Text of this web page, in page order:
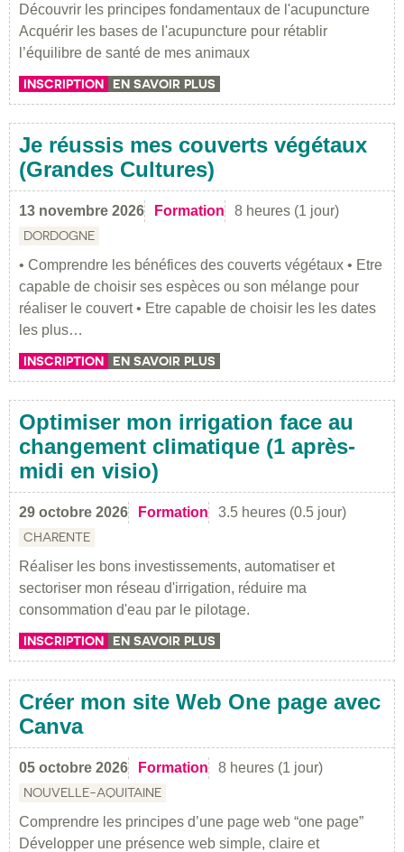
Découvrir les principes fondamentaux de l'acupuncture
Acquérir les bases de l'acupuncture pour rétablir
l’équilibre de santé de mes animaux
INSCRIPTION EN SAVOIR PLUS
Je réussis mes couverts végétaux
(Grandes Cultures)
13 novembre 2026 Formation 8 heures (1 jour)
DORDOGNE
• Comprendre les bénéfices des couverts végétaux • Etre
capable de choisir ses espèces ou son mélange pour
réaliser le couvert • Etre capable de choisir les les dates
les plus…
INSCRIPTION EN SAVOIR PLUS
Optimiser mon irrigation face au
changement climatique (1 après-
midi en visio)
29 octobre 2026 Formation 3.5 heures (0.5 jour)
CHARENTE
Réaliser les bons investissements, automatiser et
sectoriser mon réseau d'irrigation, réduire ma
consommation d'eau par le pilotage.
INSCRIPTION EN SAVOIR PLUS
Créer mon site Web One page avec
Canva
05 octobre 2026 Formation 8 heures (1 jour)
NOUVELLE-AQUITAINE
Comprendre les principes d’une page web “one page”
Développer une présence web simple, claire et